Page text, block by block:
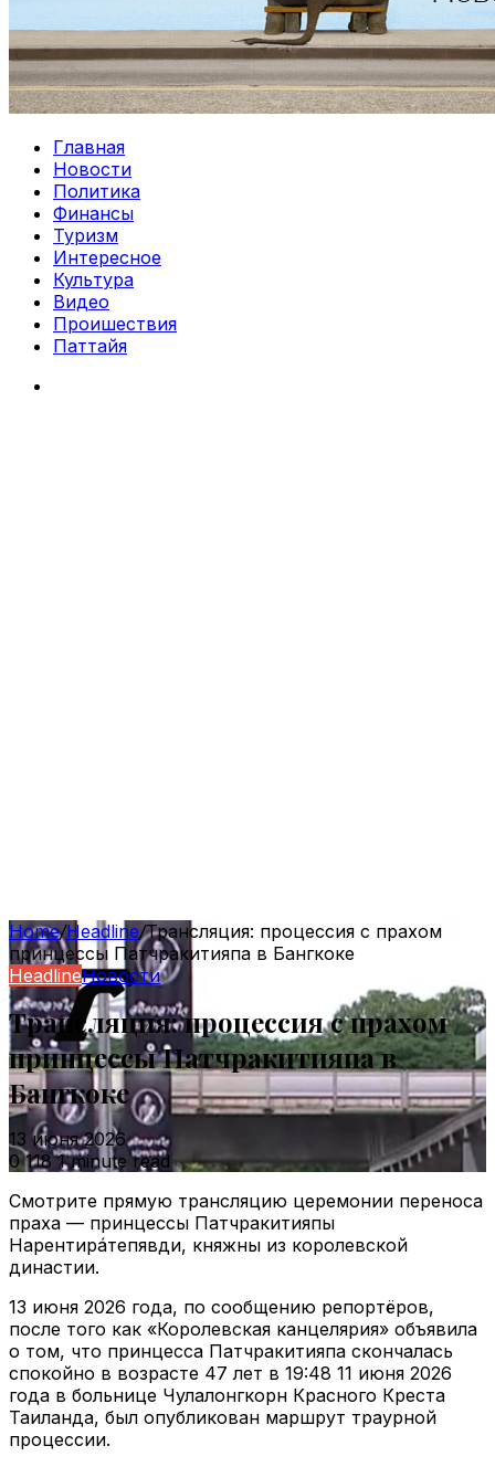
Главная
Новости
Политика
Финансы
Туризм
Интересное
Культура
Видео
Проишествия
Паттайя
Home/Headline/Трансляция: процессия с прахом
принцессы Патчракитияпа в Бангкоке
HeadlineНовости
Трансляция: процессия с прахом
принцессы Патчракитияпа в
Бангкоке
13 июня 2026
01181 minute read
Смотрите прямую трансляцию церемонии переноса
праха — принцессы Патчракитияпы
Нарентирáтепявди, княжны из королевской
династии.
13 июня 2026 года, по сообщению репортёров,
после того как «Королевская канцелярия» объявила
о том, что принцесса Патчракитияпа скончалась
спокойно в возрасте 47 лет в 19:48 11 июня 2026
года в больнице Чулалонгкорн Красного Креста
Таиланда, был опубликован маршрут траурной
процессии.